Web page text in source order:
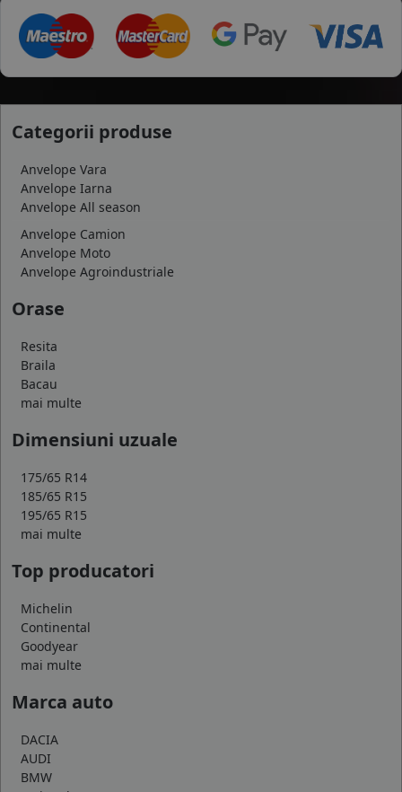
Categorii produse
Anvelope Vara
Anvelope Iarna
Anvelope All season
Anvelope Camion
Anvelope Moto
Anvelope Agroindustriale
Orase
Resita
Braila
Bacau
mai multe
Dimensiuni uzuale
175/65 R14
185/65 R15
195/65 R15
mai multe
Top producatori
Michelin
Continental
Goodyear
mai multe
Marca auto
DACIA
AUDI
BMW